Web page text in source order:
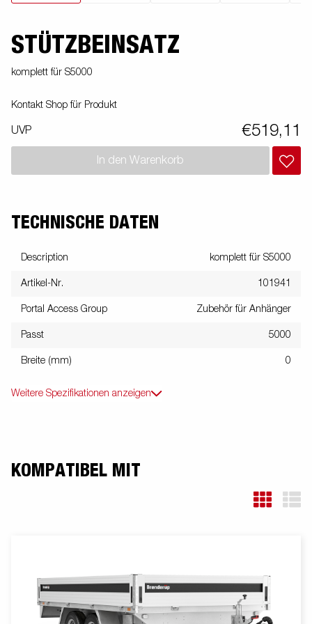
STÜTZBEINSATZ
komplett für S5000
Kontakt Shop für Produkt
UVP €519,11
In den Warenkorb
TECHNISCHE DATEN
Description komplett für S5000
Artikel-Nr. 101941
Portal Access Group Zubehör für Anhänger
Passt 5000
Breite (mm) 0
Weitere Spezifikationen anzeigen
KOMPATIBEL MIT